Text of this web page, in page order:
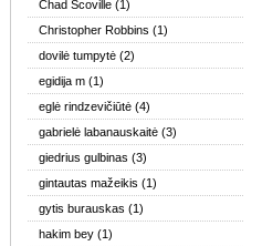
Chad Scoville (1)
Christopher Robbins (1)
dovilė tumpytė (2)
egidija m (1)
eglė rindzevičiūtė (4)
gabrielė labanauskaitė (3)
giedrius gulbinas (3)
gintautas mažeikis (1)
gytis burauskas (1)
hakim bey (1)